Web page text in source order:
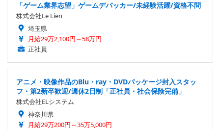
「ゲーム業界志望」ゲームデバッカー/未経験活躍/資格不問
株式会社Le Lien
埼玉県
月給29万2,100円～58万円
正社員
アニメ・映像作品のBlu・ray・DVDパッケージ封入スタッ
フ・第2新卒歓迎/週休2日制「正社員・社会保険完備」
株式会社ELシステム
神奈川県
月給29万200円～35万5,000円